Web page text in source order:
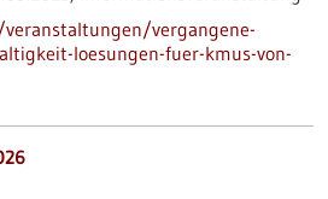
vergangene-
loesungen-fuer-kmus-von-